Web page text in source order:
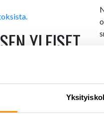
YLEISET
ALKAEN
ja -
on saatavilla
käyttää